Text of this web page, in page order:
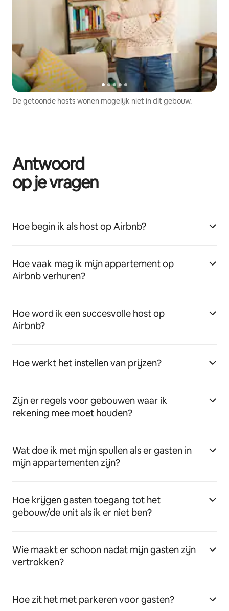
De getoonde hosts wonen mogelijk niet in dit gebouw.
Antwoord
op je vragen
Hoe begin ik als host op Airbnb?
Hoe vaak mag ik mijn appartement op
Airbnb verhuren?
Hoe word ik een succesvolle host op
Airbnb?
Hoe werkt het instellen van prijzen?
Zijn er regels voor gebouwen waar ik
rekening mee moet houden?
Wat doe ik met mijn spullen als er gasten in
mijn appartementen zijn?
Hoe krijgen gasten toegang tot het
gebouw/de unit als ik er niet ben?
Wie maakt er schoon nadat mijn gasten zijn
vertrokken?
Hoe zit het met parkeren voor gasten?